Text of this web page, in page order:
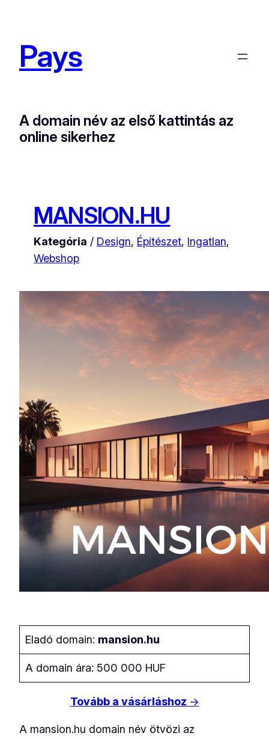
tartalomhoz
Pays
A domain név az első kattintás az
online sikerhez
MANSION.HU
Kategória / Design, Építészet, Ingatlan
Webshop
Eladó domain: mansion.hu
A domain ára: 500 000 HUF
Tovább a vásárláshoz →
A mansion.hu domain név ötvözi az